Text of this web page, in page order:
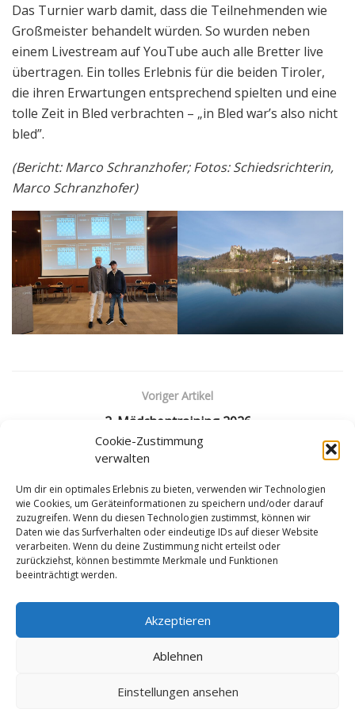
Cookie-Zustimmung
verwalten
Um dir ein optimales Erlebnis zu bieten, verwenden wir Technologien
wie Cookies, um Geräteinformationen zu speichern und/oder darauf
zuzugreifen. Wenn du diesen Technologien zustimmst, können wir
Daten wie das Surfverhalten oder eindeutige IDs auf dieser Website
verarbeiten. Wenn du deine Zustimmung nicht erteilst oder
zurückziehst, können bestimmte Merkmale und Funktionen
beeinträchtigt werden.
Akzeptieren
Ablehnen
Einstellungen ansehen
Das Turnier warb damit, dass die Teilnehmenden wie
Großmeister behandelt würden. So wurden neben
einem Livestream auf YouTube auch alle Bretter live
übertragen. Ein tolles Erlebnis für die beiden Tiroler,
die ihren Erwartungen entsprechend spielten und eine
tolle Zeit in Bled verbrachten – „in Bled war’s also nicht
bled”.
(Bericht: Marco Schranzhofer; Fotos: Schiedsrichterin,
Marco Schranzhofer)
Voriger Artikel
2. Mädchentraining 2026
Nächster Artikel
Artikel über die Spg. Kufstein/Wörgl
Impressum Datenschutzerklärung Cookie-Richtlinie (EU)